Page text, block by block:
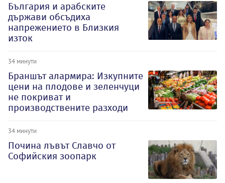
България и арабските
държави обсъдиха
напрежението в Близкия
изток
34 минути
Браншът алармира: Изкупните
цени на плодове и зеленчуци
не покриват и
производствените разходи
34 минути
Почина лъвът Славчо от
Софийския зоопарк